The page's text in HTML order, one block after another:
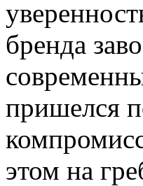
бренда
пришелся
этом на